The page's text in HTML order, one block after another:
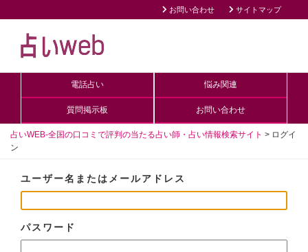
お問い合わせ サイトマップ
電話占い 悩み関連
質問掲示板 お問い合わせ
占いWEB-全国の口コミで評判の当たる占い師・占い情報検索サイト > ログイ
ン
ユーザー名またはメールアドレス
パスワード